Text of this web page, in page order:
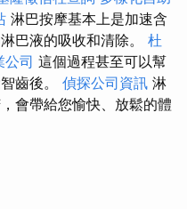
淋巴按摩基本上是加速含
巴液的吸收和清除。 杜
公司 這個過程甚至可以幫
齒後。 偵探公司資訊 淋
會帶給您愉快、放鬆的體